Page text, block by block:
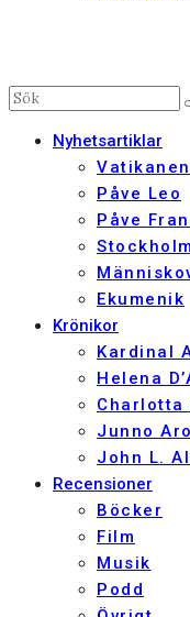
Nyhetsartiklar
Vatikanen
Påve Leo
Påve
Ekumenik
Krönikor
Kardinal
Helena
Charlotta
Junno
John L.
Recensioner
Böcker
Film
Musik
Podd